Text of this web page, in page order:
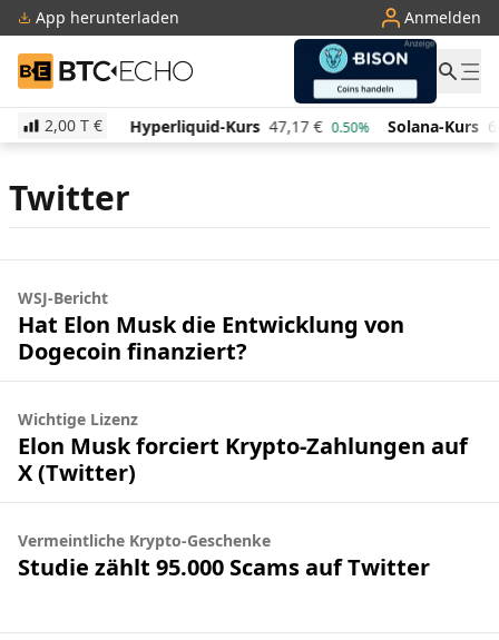
App herunterladen Anmelden
BTC-ECHO
2,00 T €
526,48 € 1.60% Hyperliquid-Kurs 47,17 € 0.50% Solana-Kurs
Twitter
WSJ-Bericht
Hat Elon Musk die Entwicklung von
Dogecoin finanziert?
Wichtige Lizenz
Elon Musk forciert Krypto-Zahlungen auf
X (Twitter)
Vermeintliche Krypto-Geschenke
Studie zählt 95.000 Scams auf Twitter